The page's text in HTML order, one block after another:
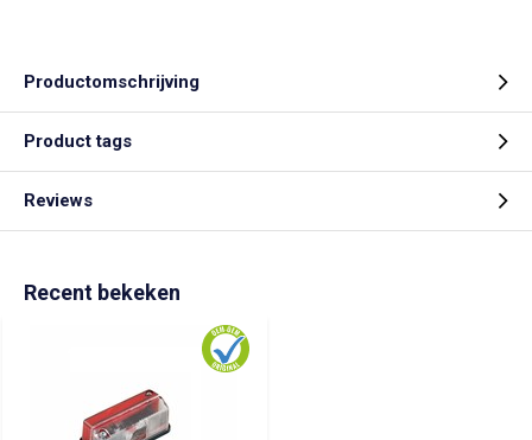
Productomschrijving
Product tags
Reviews
Recent bekeken